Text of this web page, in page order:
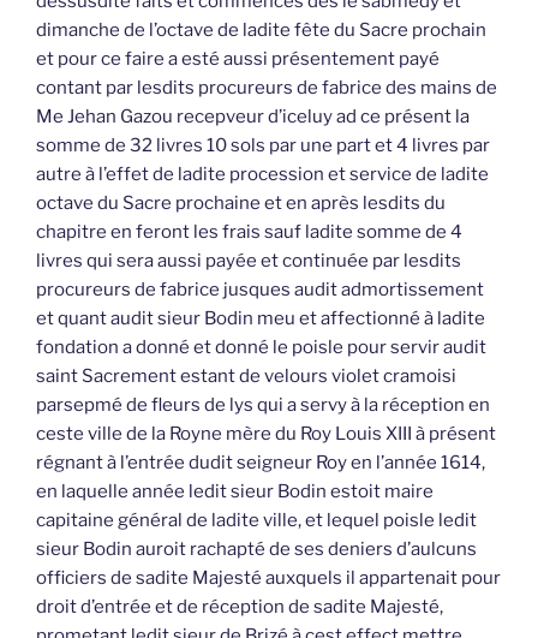
dimanche de l’octave de ladite fête du Sacre prochain
et pour ce faire a esté aussi présentement payé
contant par lesdits procureurs de fabrice des mains de
Me Jehan Gazou recepveur d’iceluy ad ce présent la
somme de 32 livres 10 sols par une part et 4 livres par
autre à l’effet de ladite procession et service de ladite
octave du Sacre prochaine et en après lesdits du
chapitre en feront les frais sauf ladite somme de 4
livres qui sera aussi payée et continuée par lesdits
procureurs de fabrice jusques audit admortissement
et quant audit sieur Bodin meu et affectionné à ladite
fondation a donné et donné le poisle pour servir audit
saint Sacrement estant de velours violet cramoisi
parsepmé de fleurs de lys qui a servy à la réception en
ceste ville de la Royne mère du Roy Louis XIII à présent
régnant à l’entrée dudit seigneur Roy en l’année 1614,
en laquelle année ledit sieur Bodin estoit maire
capitaine général de ladite ville, et lequel poisle ledit
sieur Bodin auroit rachapté de ses deniers d’aulcuns
officiers de sadite Majesté auxquels il appartenait pour
droit d’entrée et de réception de sadite Majesté,